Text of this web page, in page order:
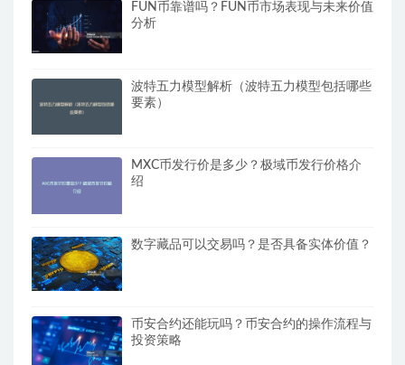
FUN币靠谱吗？FUN币市场表现与未来价值
分析
波特五力模型解析（波特五力模型包括哪些
要素）
MXC币发行价是多少？极域币发行价格介
绍
数字藏品可以交易吗？是否具备实体价值？
币安合约还能玩吗？币安合约的操作流程与
投资策略